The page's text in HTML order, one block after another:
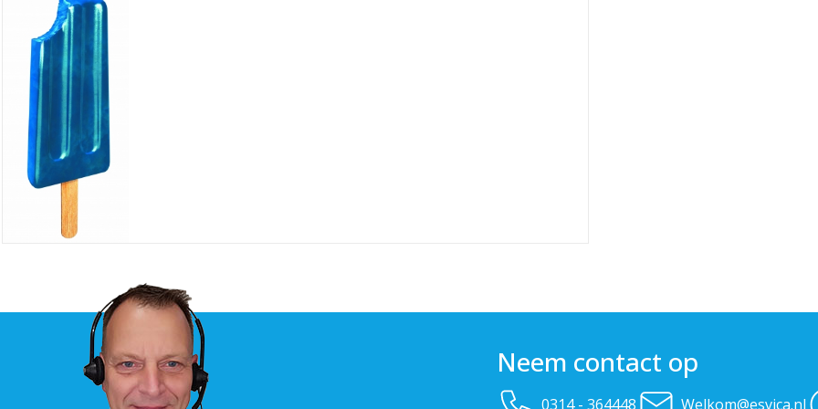
Neem contact op
0314 - 364448 Welkom@esvica.nl